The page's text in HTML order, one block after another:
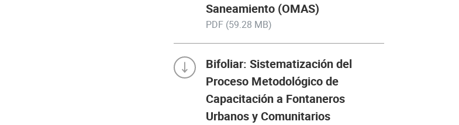
Saneamiento (OMAS)
PDF (59.28 MB)
Bifoliar: Sistematización del
Proceso Metodológico de
Capacitación a Fontaneros
Urbanos y Comunitarios